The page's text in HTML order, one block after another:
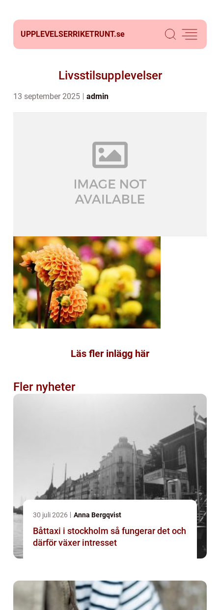
UPPLEVELSERRIKETRUNT.se
Livsstilsupplevelser
13 september 2025 admin
Läs fler inlägg här
Fler nyheter
30 juli 2026 Anna Bergqvist
Båttaxi i stockholm så fungerar det och
därför växer intresset